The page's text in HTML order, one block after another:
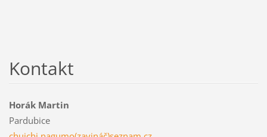
Kontakt
Horák Martin
Pardubice